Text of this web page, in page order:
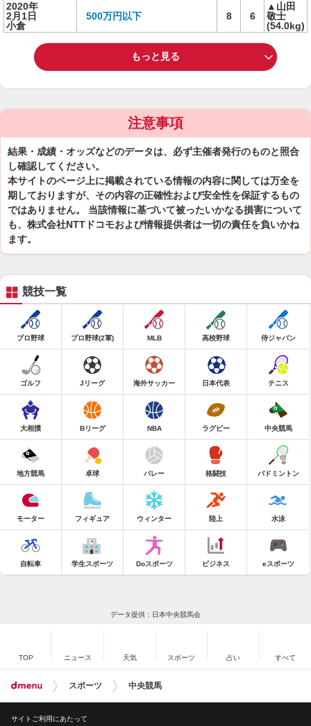
2020年
2月1日
小倉
500万円以下 8 6
▲山田
敬士
(54.0kg)
もっと見る
注意事項
結果・成績・オッズなどのデータは、必ず主催者発行のものと照合
し確認してください。
本サイトのページ上に掲載されている情報の内容に関しては万全を
期しておりますが、その内容の正確性および安全性を保証するもの
ではありません。 当該情報に基づいて被ったいかなる損害について
も、株式会社NTTドコモおよび情報提供者は一切の責任を負いかね
ます。
競技一覧
プロ野球 プロ野球(2軍) MLB 高校野球 侍ジャパン
ゴルフ Jリーグ 海外サッカー 日本代表 テニス
大相撲 Bリーグ NBA ラグビー 中央競馬
地方競馬 卓球 バレー 格闘技 バドミントン
モーター フィギュア ウィンター 陸上 水泳
自転車 学生スポーツ Doスポーツ ビジネス eスポーツ
データ提供：日本中央競馬会
TOP ニュース 天気 スポーツ 占い すべて
スポーツ 中央競馬
サイトご利用にあたって